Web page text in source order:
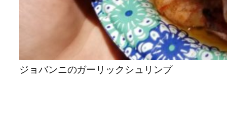
ジョバンニのガーリックシュリンプ